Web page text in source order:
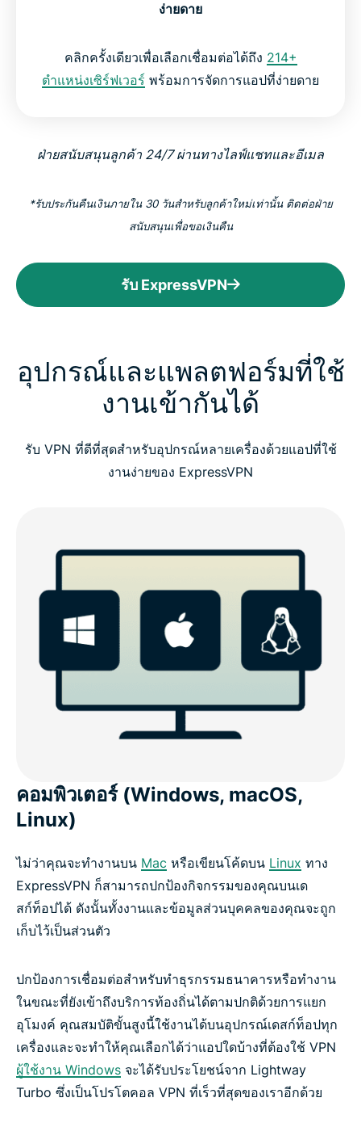
ง่ายดาย
คลิกครั้งเดียวเพื่อเลือกเชื่อมต่อได้ถึง 214+
ตำแหน่งเซิร์ฟเวอร์ พร้อมการจัดการแอปที่ง่ายดาย
ฝ่ายสนับสนุนลูกค้า 24/7 ผ่านทางไลฟ์แชทและอีเมล
*รับประกันคืนเงินภายใน 30 วันสำหรับลูกค้าใหม่เท่านั้น ติดต่อฝ่าย
สนับสนุนเพื่อขอเงินคืน
รับ ExpressVPN
อุปกรณ์และแพลตฟอร์มที่ใช้
งานเข้ากันได้
รับ VPN ที่ดีที่สุดสำหรับอุปกรณ์หลายเครื่องด้วยแอปที่ใช้
งานง่ายของ ExpressVPN
คอมพิวเตอร์ (Windows, macOS,
Linux)
ไม่ว่าคุณจะทำงานบน Mac หรือเขียนโค้ดบน Linux ทาง
ExpressVPN ก็สามารถปกป้องกิจกรรมของคุณบนเด
สก์ท็อปได้ ดังนั้นทั้งงานและข้อมูลส่วนบุคคลของคุณจะถูก
เก็บไว้เป็นส่วนตัว
ปกป้องการเชื่อมต่อสำหรับทำธุรกรรมธนาคารหรือทำงาน
ในขณะที่ยังเข้าถึงบริการท้องถิ่นได้ตามปกติด้วยการแยก
อุโมงค์ คุณสมบัติขั้นสูงนี้ใช้งานได้บนอุปกรณ์เดสก์ท็อปทุก
เครื่องและจะทำให้คุณเลือกได้ว่าแอปใดบ้างที่ต้องใช้ VPN
ผู้ใช้งาน Windows จะได้รับประโยชน์จาก Lightway
Turbo ซึ่งเป็นโปรโตคอล VPN ที่เร็วที่สุดของเราอีกด้วย